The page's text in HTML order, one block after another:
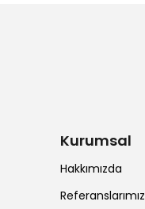
Kurumsal
Hakkımızda
Referanslarımız